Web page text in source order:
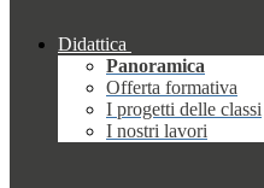
Didattica
Panoramica
Offerta formativa
I progetti delle classi
I nostri lavori